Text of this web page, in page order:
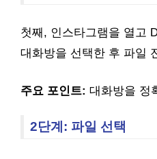
첫째, 인스타그램을 열고
대화방을 선택한 후 파일
주요 포인트: 대화방을 정
2단계: 파일 선택